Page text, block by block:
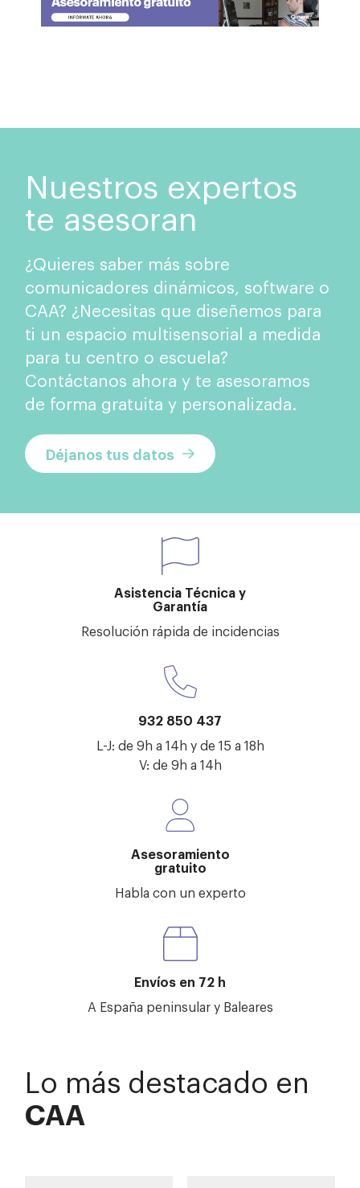
Nuestros expertos
te asesoran
¿Quieres saber más sobre
comunicadores dinámicos, software o
CAA? ¿Necesitas que diseñemos para
ti un espacio multisensorial a medida
para tu centro o escuela?
Contáctanos ahora y te asesoramos
de forma gratuita y personalizada.
Déjanos tus datos
Asistencia Técnica y
Garantía
Resolución rápida de incidencias
932 850 437
L-J: de 9h a 14h y de 15 a 18h
V: de 9h a 14h
Asesoramiento
gratuito
Habla con un experto
Envíos en 72 h
A España peninsular y Baleares
Lo más destacado en
CAA